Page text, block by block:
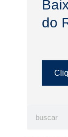
do